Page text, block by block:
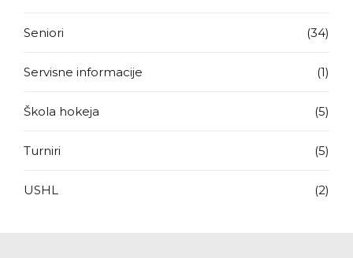
Seniori (34)
Servisne informacije (1)
Škola hokeja (5)
Turniri (5)
USHL (2)